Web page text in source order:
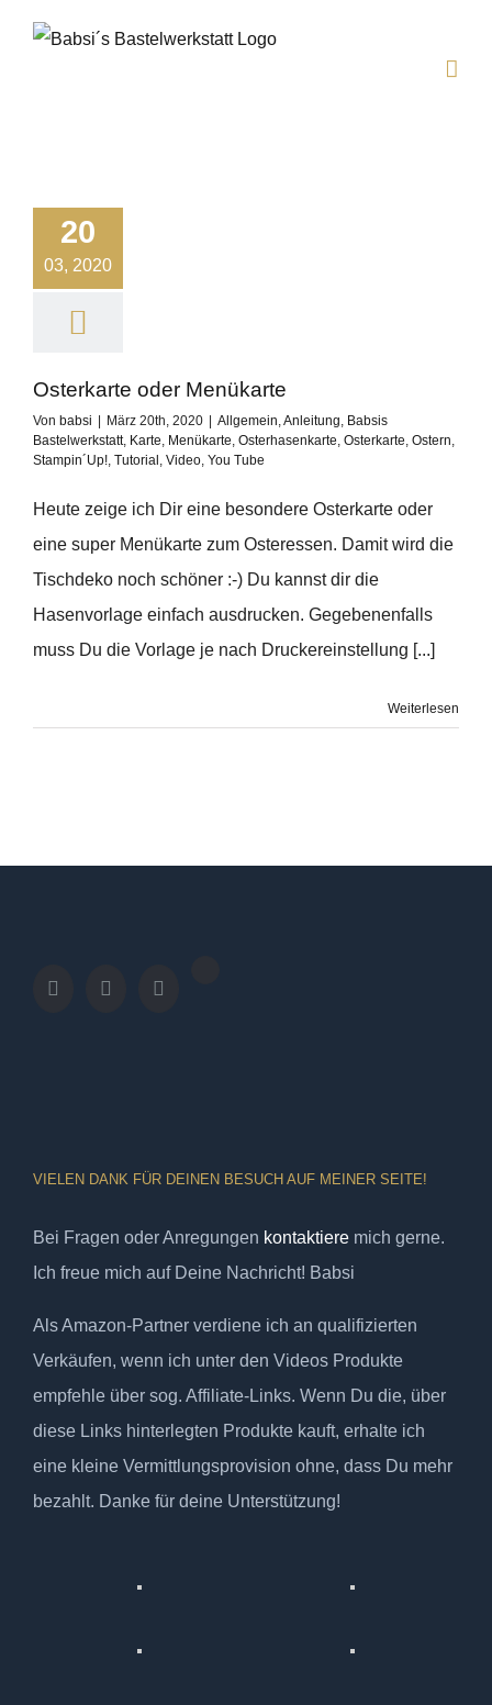
20
03, 2020
Osterkarte oder Menükarte
Von babsi März 20th, 2020 Allgemein,Anleitung, Babsis
Bastelwerkstatt, Karte, Menükarte, Osterhasenkarte, Osterkarte, Ostern,
Stampin´Up!, Tutorial , Video, You Tube
Heute zeige ich Dir eine besondere Osterkarte oder
eine super Menükarte zum Osteressen. Damit wird die
Tischdeko noch schöner :-) Du kannst dir die
Hasenvorlage einfach ausdrucken. Gegebenenfalls
muss Du die Vorlage je nach Druckereinstellung [...]
Weiterlesen
VIELEN DANK FÜR DEINEN BESUCH AUF MEINER SEITE!
Bei Fragen oder Anregungen kontaktiere mich gerne.
Ich freue mich auf Deine Nachricht! Babsi
Als Amazon-Partner verdiene ich an qualifizierten
Verkäufen, wenn ich unter den Videos Produkte
empfehle über sog. Affiliate-Links. Wenn Du die, über
diese Links hinterlegten Produkte kauft, erhalte ich
eine kleine Vermittlungsprovision ohne, dass Du mehr
bezahlt. Danke für deine Unterstützung!